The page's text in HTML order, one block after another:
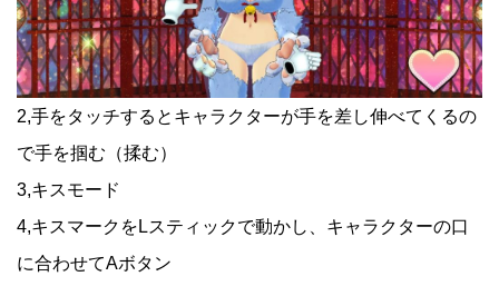
2,手をタッチするとキャラクターが手を差し伸べてくるの
で手を掴む（揉む）
3,キスモード
4,キスマークをLスティックで動かし、キャラクターの口
に合わせてAボタン